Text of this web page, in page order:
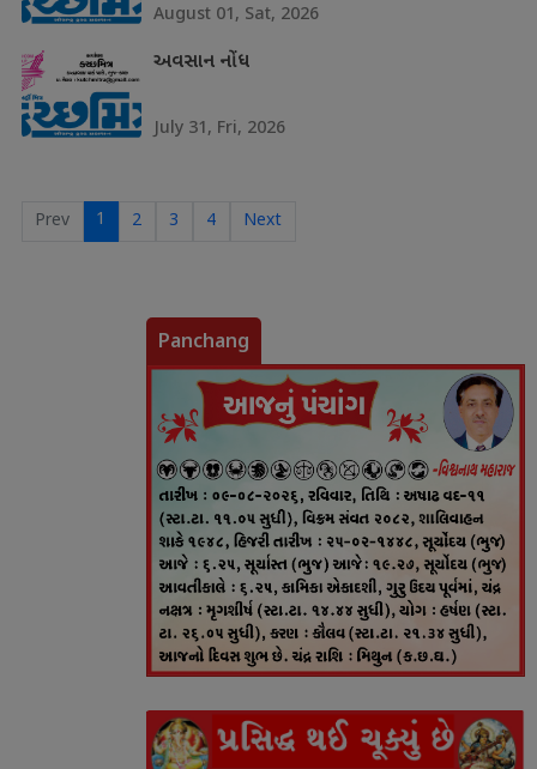
August 01, Sat, 2026
અવસાન નોંધ
July 31, Fri, 2026
Prev 1 2 3 4 Next
Panchang